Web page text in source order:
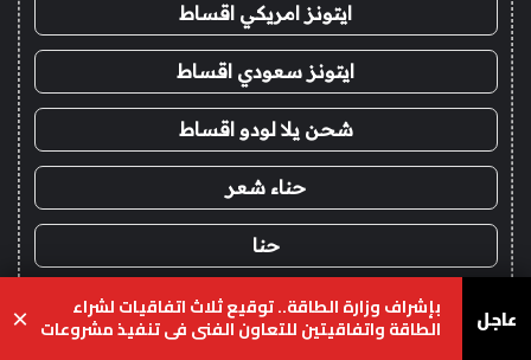
ايتونز امريكي اقساط
ايتونز سعودي اقساط
شحن يلا لودو اقساط
حناء شعر
حنا
ماتشا عاجل بإشراف وزارة الطاقة.. توقيع ثلاث اتفاقيات لشراء
الطاقة واتفاقيتين للتعاون الفني في تنفيذ مشروعات ×